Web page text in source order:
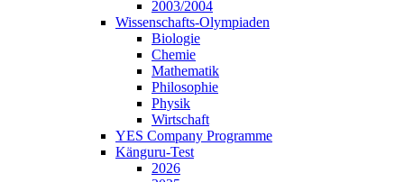
2003/2004
Wissenschafts-Olympiaden
Biologie
Chemie
Mathematik
Philosophie
Physik
Wirtschaft
YES Company Programme
Känguru-Test
2026